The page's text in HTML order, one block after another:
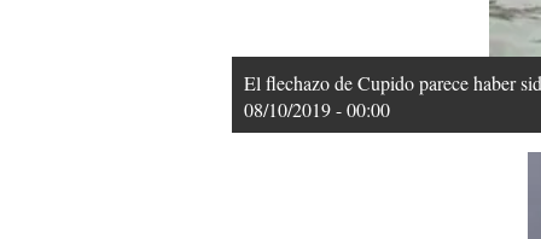
El flechazo de Cupido parece haber
08/10/2019 - 00:00